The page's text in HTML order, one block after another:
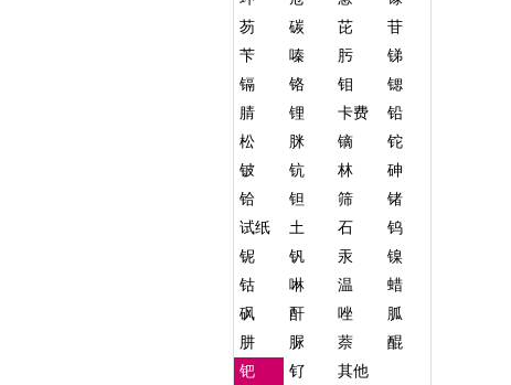
芴
碳 芘
苷
苄
嗪 肟
锑
镉
铬 钼
锶
腈
锂 卡费
铅
松
脒 镝
铊
铍
钪 林
砷
铪
钽 筛
锗
试纸
土 石
钨
铌
钒 汞
镍
钴
啉 温
蜡
砜
酐 唑
胍
肼
脲 萘
醌
钯
钌 其他